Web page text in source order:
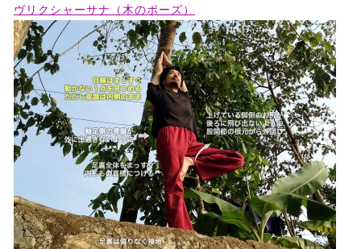
ヴリクシャーサナ（木のポーズ）